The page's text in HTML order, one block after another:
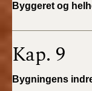
BR18 (1/1-
BR15 (2015-
Tidligere BR
Byggeret og
Kap. 9
Bygningens